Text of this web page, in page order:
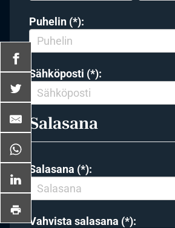
Puhelin (*):
Sähköposti (*):
Salasana
Salasana (*):
Vahvista salasana (*):